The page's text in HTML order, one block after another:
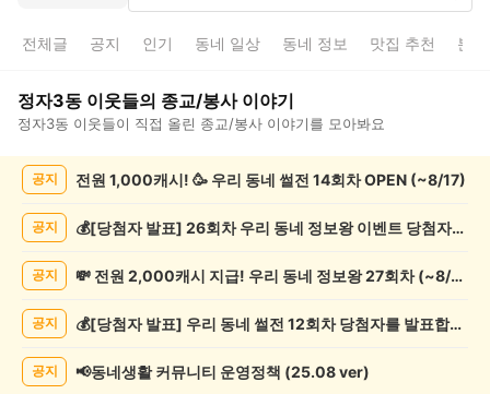
전체글 공지 인기 동네 일상 동네 정보 맛집 추천 분
정자3동 이웃들의 종교/봉사이야기
정자3동 이웃들이 직접 올린 종교/봉사 이야기를 모아봐요
교/
공지 전원 1,000캐시! 🥳 우리 동네 썰전 14회차 OPEN (~8/17)
공지 💰[당첨자 발표] 26회차 우리 동네 정보왕 이벤트 당첨자를 발표합니다!
공지 💸 전원 2,000캐시 지급! 우리 동네 정보왕 27회차 (~8/10)
공지 💰[당첨자 발표] 우리 동네 썰전 12회차 당첨자를 발표합니다!
공지 📢동네생활 커뮤니티 운영정책 (25.08 ver)